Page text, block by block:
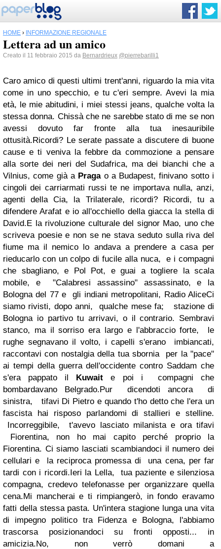
HOME › INFORMAZIONE REGIONALE
Lettera ad un amico
Creato il 11 febbraio 2015 da Bernardrieux @pierrebarilli1
Caro amico di questi ultimi trent'anni, riguardo la mia vita
come in uno specchio, e tu c'eri sempre. Avevi la mia
età, le mie abitudini, i miei stessi jeans, qualche volta la
stessa donna. Chissà che ne sarebbe stato di me se non
avessi dovuto far fronte alla tua inesauribile
ottusità.Ricordi? Le serate passate a discutere di buone
cause e ti veniva la febbre da commozione a pensare
alla sorte dei neri del Sudafrica, ma dei bianchi che a
Vilnius, come già a Pragao a Budapest, finivano sotto i
cingoli dei carriarmati russi te ne importava nulla, anzi,
agenti della Cia, la Trilaterale, ricordi? Ricordi, tu a
difendere Arafat e io all'occhiello della giacca la stella di
David.E la rivoluzione culturale del signor Mao, uno che
scriveva poesie e non se ne stava seduto sulla riva del
fiume ma il nemico lo andava a prendere a casa per
rieducarlo con un colpo di fucile alla nuca, e i compagni
che sbagliano, e Pol Pot, e guai a togliere la scala
mobile, e "Calabresi assassino" assassinato, e la
Bologna del 77 e gli indiani metropolitani, Radio AliceCi
siamo rivisti, dopo anni, qualche mese fa; stazione di
Bologna io partivo tu arrivavi, o il contrario. Sembravi
stanco, ma il sorriso era largo e l'abbraccio forte, le
rughe segnavano il volto, i capelli s'erano imbiancati,
raccontavi con nostalgia della tua sbornia per la "pace"
ai tempi della guerra dell'occidente contro Saddam che
s'era pappato il Kuwait e poi i compagni che
bombardavano Belgrado.Pur dicendoti ancora di
sinistra, tifavi Di Pietro e quando t'ho detto che l'era un
fascista hai risposo parlandomi di stallieri e stelline.
Incorreggibile, t'avevo lasciato milanista e ora tifavi
Fiorentina, non ho mai capito perché proprio la
Fiorentina. Ci siamo lasciati scambiandoci il numero dei
cellulari e la reciproca promessa di una cena, per far
tardi con i ricordi.Ieri la Lella, tua paziente e silenziosa
compagna, credevo telefonasse per organizzare quella
cena.Mi mancherai e ti rimpiangerò, in fondo eravamo
fatti della stessa pasta. Un'intera stagione lunga una vita
di impegno politico tra Fidenza e Bologna, l'abbiamo
trascorsa posizionandoci su fronti opposti... in
amicizia.No, non verrò domani a